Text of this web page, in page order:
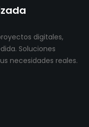
digitales,
Soluciones
necesidades reales.